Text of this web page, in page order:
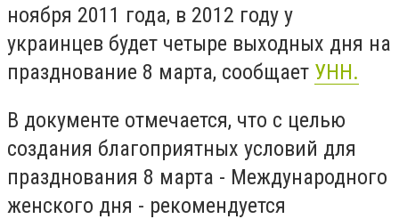
ноября 2011 года, в 2012 году у
украинцев будет четыре выходных дня на
празднование 8 марта, сообщает УНН.
В документе отмечается, что с целью
создания благоприятных условий для
празднования 8 марта - Международного
женского дня - рекомендуется